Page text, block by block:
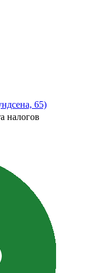
65)
налогов